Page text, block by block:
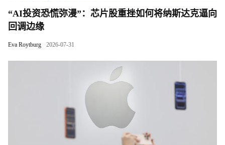
“AI投资恐慌弥漫”：芯片股重挫如何将纳斯达克逼向
回调边缘
Eva Roytburg 2026-07-31